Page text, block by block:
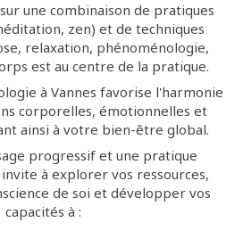
une combinaison de pratiques
zen) et de techniques
relaxation, phénoménologie,
est au centre de la pratique.
à Vannes favorise l'harmonie
corporelles, émotionnelles et
ainsi à votre bien-être global.
progressif et une pratique
à explorer vos ressources,
de soi et développer vos
capacités à :